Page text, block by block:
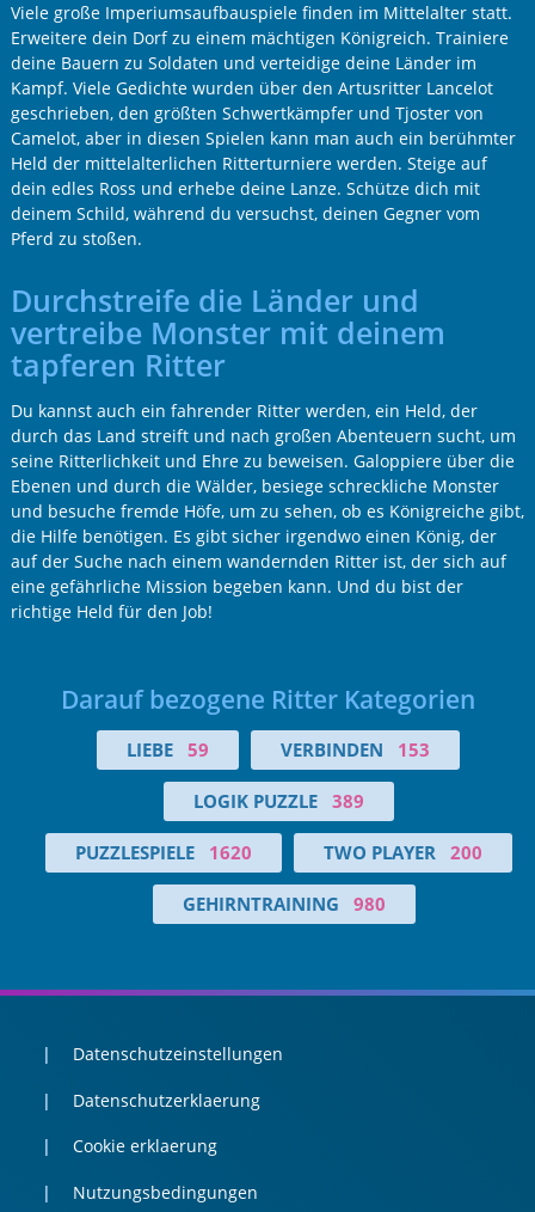
Viele große Imperiumsaufbauspiele finden im Mittelalter statt.
Erweitere dein Dorf zu einem mächtigen Königreich. Trainiere
deine Bauern zu Soldaten und verteidige deine Länder im
Kampf. Viele Gedichte wurden über den Artusritter Lancelot
geschrieben, den größten Schwertkämpfer und Tjoster von
Camelot, aber in diesen Spielen kann man auch ein berühmter
Held der mittelalterlichen Ritterturniere werden. Steige auf
dein edles Ross und erhebe deine Lanze. Schütze dich mit
deinem Schild, während du versuchst, deinen Gegner vom
Pferd zu stoßen.
Durchstreife die Länder und
vertreibe Monster mit deinem
tapferen Ritter
Du kannst auch ein fahrender Ritter werden, ein Held, der
durch das Land streift und nach großen Abenteuern sucht, um
seine Ritterlichkeit und Ehre zu beweisen. Galoppiere über die
Ebenen und durch die Wälder, besiege schreckliche Monster
und besuche fremde Höfe, um zu sehen, ob es Königreiche gibt,
die Hilfe benötigen. Es gibt sicher irgendwo einen König, der
auf der Suche nach einem wandernden Ritter ist, der sich auf
eine gefährliche Mission begeben kann. Und du bist der
richtige Held für den Job!
Darauf bezogene Ritter Kategorien
LIEBE 59 VERBINDEN 153
LOGIK PUZZLE 389
PUZZLESPIELE 1620 TWO PLAYER 200
GEHIRNTRAINING 980
Datenschutzeinstellungen
Datenschutzerklaerung
Cookie erklaerung
Nutzungsbedingungen